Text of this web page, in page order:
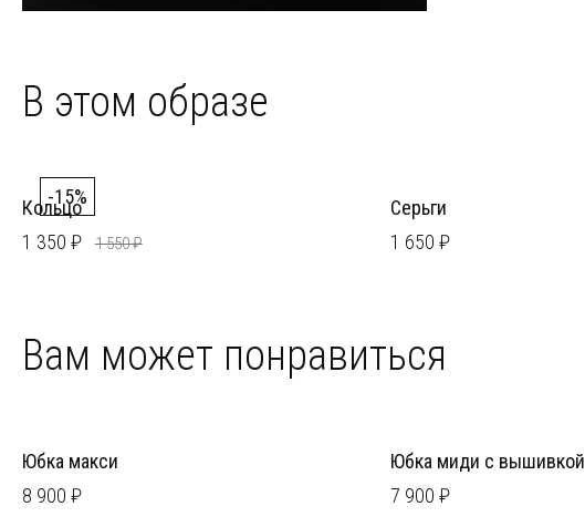
В этом образе
-15%
Кольцо
1 350 ₽
1 550 ₽
Серьги
1 650 ₽
Вам может понравиться
Юбка макси
8 900 ₽
Юбка миди с вышивкой
7 900 ₽